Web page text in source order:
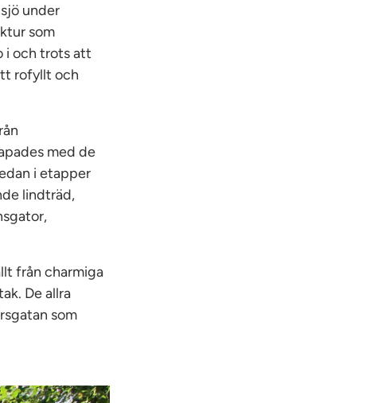
under
som
i och trots att
rofyllt och
med de
i etapper
lindträd,
från charmiga
De allra
som